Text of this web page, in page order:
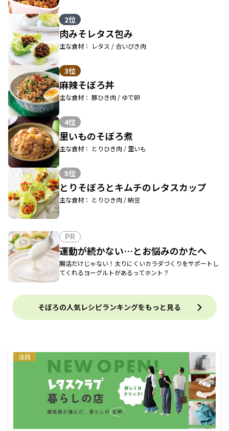
2位
肉みそレタス包み
主な食材： レタス / 合いびき肉
3位
麻辣そぼろ丼
主な食材： 豚ひき肉 / ゆで卵
4位
里いものそぼろ煮
主な食材： とりひき肉 / 里いも
5位
とりそぼろとキムチのレタスカップ
主な食材： とりひき肉 / 納豆
PR
運動が続かない…とお悩みのかたへ
腸活だけじゃない！太りにくいカラダづくりをサポートし
てくれるヨーグルトがあるってホント？
そぼろの人気レシピランキングをもっと見る
注目